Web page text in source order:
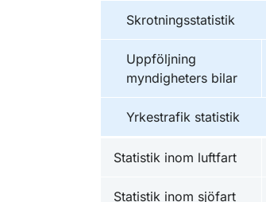
Skrotningsstatistik
Uppföljning
myndigheters bilar
Yrkestrafik statistik
Statistik inom luftfart
Statistik inom sjöfart